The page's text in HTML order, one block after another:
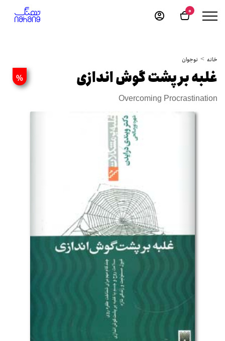
0
خانه نوجوان
% غلبه بر پشت گوش اندازی
Overcoming Procrastination